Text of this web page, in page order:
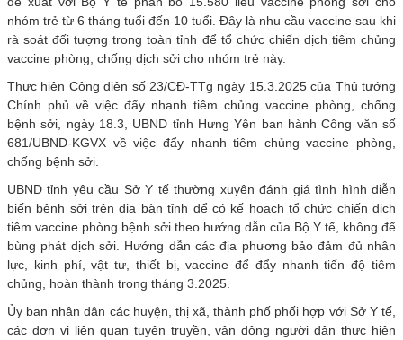
nhóm trẻ từ 6 tháng tuổi đến 10 tuổi. Đây là nhu cầu vaccine sau khi
rà soát đối tượng trong toàn tỉnh để tổ chức chiến dịch tiêm chủng
vaccine phòng, chống dịch sởi cho nhóm trẻ này.
Thực hiện Công điện số 23/CÐ-TTg ngày 15.3.2025 của Thủ tướng
Chính phủ về việc đẩy nhanh tiêm chủng vaccine phòng, chống
bệnh sởi, ngày 18.3, UBND tỉnh Hưng Yên ban hành Công văn số
681/UBND-KGVX về việc đẩy nhanh tiêm chủng vaccine phòng,
chống bệnh sởi.
UBND tỉnh yêu cầu Sở Y tế thường xuyên đánh giá tình hình diễn
biến bệnh sởi trên địa bàn tỉnh để có kế hoạch tổ chức chiến dịch
tiêm vaccine phòng bệnh sởi theo hướng dẫn của Bộ Y tế, không để
bùng phát dịch sởi. Hướng dẫn các địa phương bảo đảm đủ nhân
lực, kinh phí, vật tư, thiết bị, vaccine để đẩy nhanh tiến độ tiêm
chủng, hoàn thành trong tháng 3.2025.
Ủy ban nhân dân các huyện, thị xã, thành phố phối hợp với Sở Y tế,
các đơn vị liên quan tuyên truyền, vận động người dân thực hiện